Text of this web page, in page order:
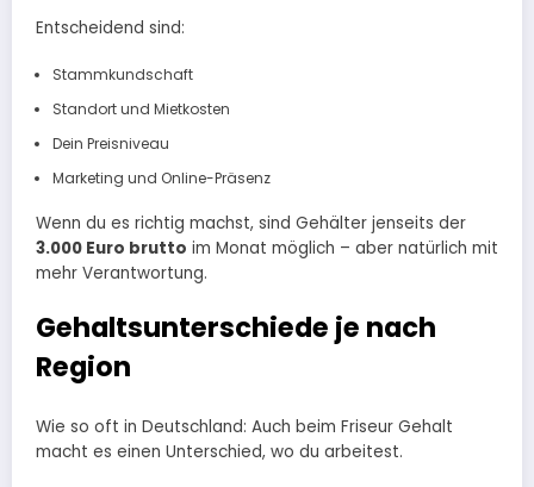
Entscheidend sind:
Stammkundschaft
Standort und Mietkosten
Dein Preisniveau
Marketing und Online-Präsenz
Wenn du es richtig machst, sind Gehälter jenseits der
3.000 Euro brutto im Monat möglich – aber natürlich mit
mehr Verantwortung.
Gehaltsunterschiede je nach
Region
Wie so oft in Deutschland: Auch beim Friseur Gehalt
macht es einen Unterschied, wo du arbeitest.